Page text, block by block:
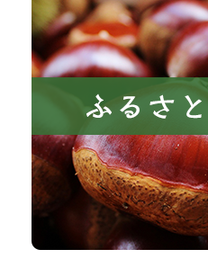
に
い
き
町
京
る
さ
と
税